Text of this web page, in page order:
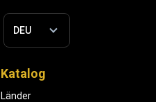
Katalog
Länder